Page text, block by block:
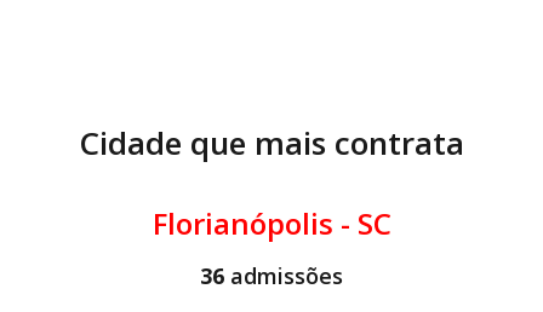
Cidade que mais contrata
Florianópolis - SC
36 admissões